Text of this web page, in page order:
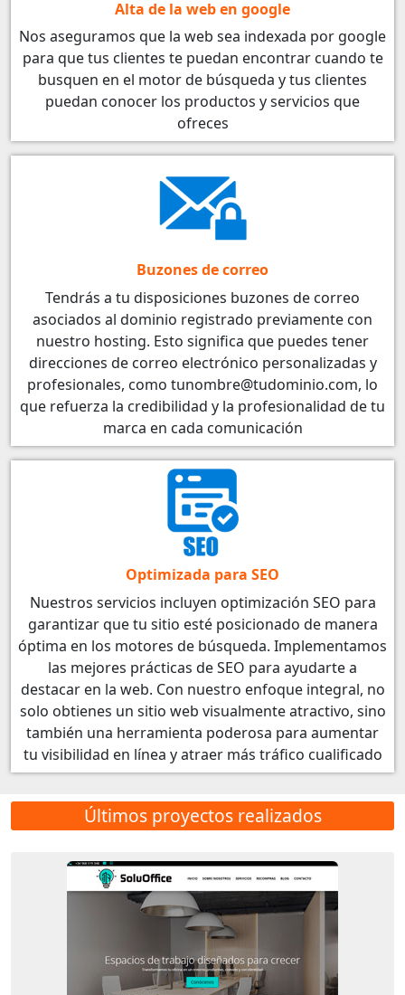
Alta de la web en google
Nos aseguramos que la web sea indexada por google
para que tus clientes te puedan encontrar cuando te
busquen en el motor de búsqueda y tus clientes
puedan conocer los productos y servicios que
ofreces
Buzones de correo
Tendrás a tu disposiciones buzones de correo
asociados al dominio registrado previamente con
nuestro hosting. Esto significa que puedes tener
direcciones de correo electrónico personalizadas y
profesionales, como tunombre@tudominio.com, lo
que refuerza la credibilidad y la profesionalidad de tu
marca en cada comunicación
Optimizada para SEO
Nuestros servicios incluyen optimización SEO para
garantizar que tu sitio esté posicionado de manera
óptima en los motores de búsqueda. Implementamos
las mejores prácticas de SEO para ayudarte a
destacar en la web. Con nuestro enfoque integral, no
solo obtienes un sitio web visualmente atractivo, sino
también una herramienta poderosa para aumentar
tu visibilidad en línea y atraer más tráfico cualificado
Últimos proyectos realizados